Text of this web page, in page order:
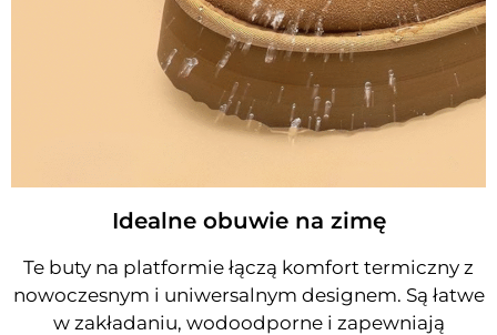
Idealne obuwie na zimę
Te buty na platformie łączą komfort termiczny z
nowoczesnym i uniwersalnym designem. Są łatwe
w zakładaniu, wodoodporne i zapewniają